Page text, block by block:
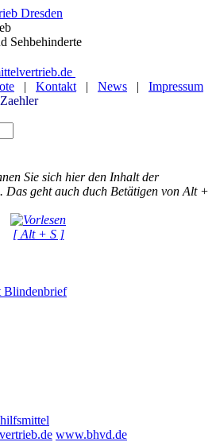
Sehbehinderte
| Kontakt | News |
Impressum
Sie sich hier den Inhalt der
Das geht auch duch Betätigen von Alt +
[ Alt + S ]
Blindenbrief
www.bhvd.de